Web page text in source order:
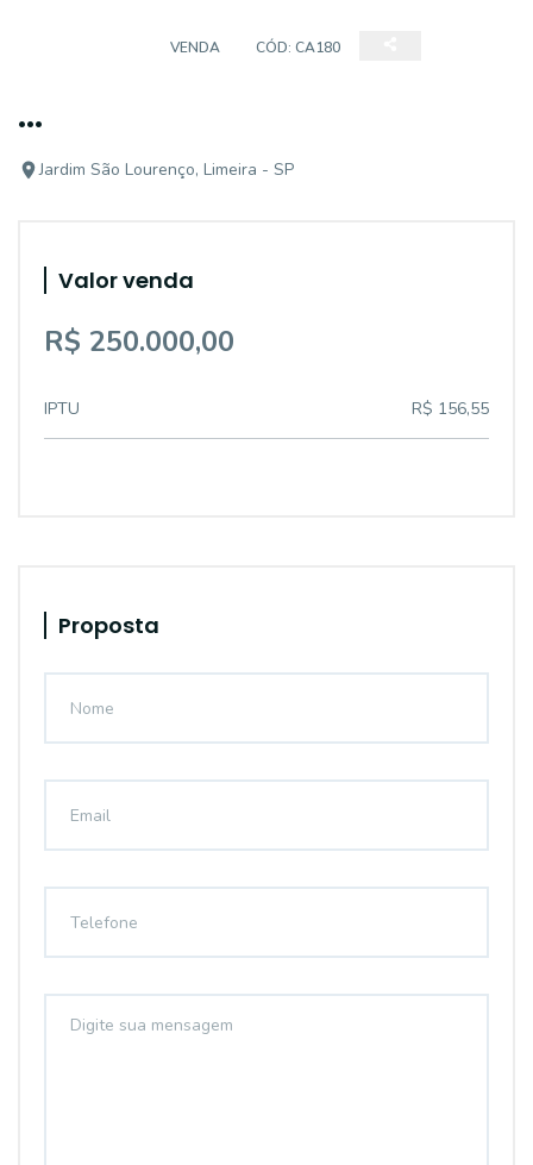
VENDA CÓD: CA180
...
Jardim São Lourenço, Limeira - SP
Valor venda
R$ 250.000,00
IPTU R$ 156,55
Proposta